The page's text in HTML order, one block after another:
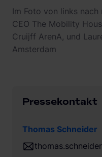
Im Foto von links nach
CEO The Mobility
Cruijff ArenA, und
Amsterdam
Pressekontakt
Thomas Schneider